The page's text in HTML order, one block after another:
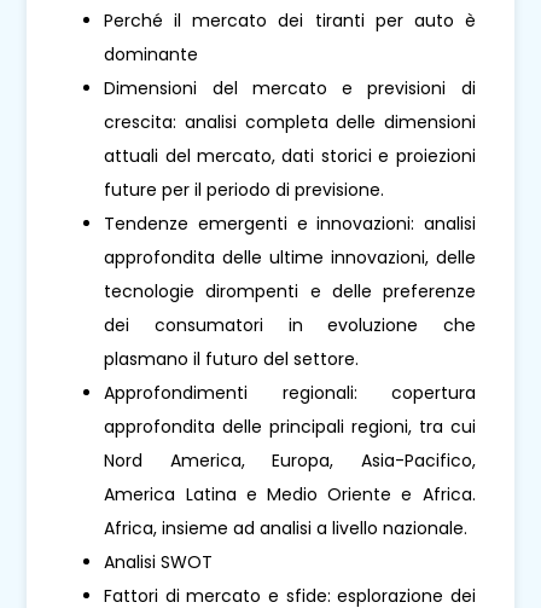
Perché il mercato dei tiranti per auto è
dominante
Dimensioni del mercato e previsioni di
crescita: analisi completa delle dimensioni
attuali del mercato, dati storici e proiezioni
future per il periodo di previsione.
Tendenze emergenti e innovazioni: analisi
approfondita delle ultime innovazioni, delle
tecnologie dirompenti e delle preferenze
dei consumatori in evoluzione che
plasmano il futuro del settore.
Approfondimenti regionali: copertura
approfondita delle principali regioni, tra cui
Nord America, Europa, Asia-Pacifico,
America Latina e Medio Oriente e Africa.
Africa, insieme ad analisi a livello nazionale.
Analisi SWOT
Fattori di mercato e sfide: esplorazione dei